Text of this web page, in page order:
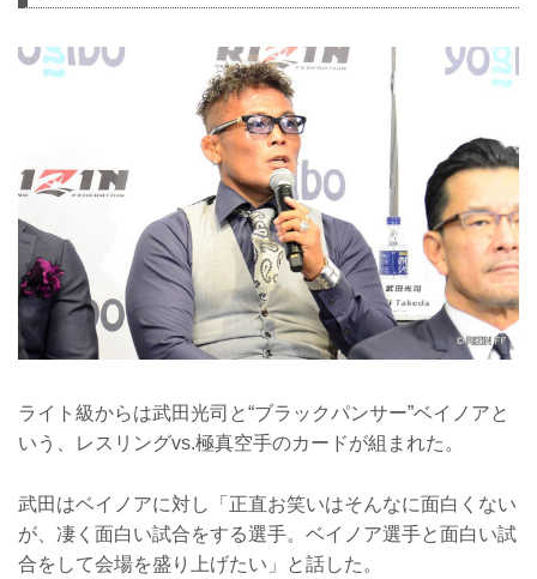
ライト級からは武田光司と“ブラックパンサー”ベイノアと
いう、レスリングvs.極真空手のカードが組まれた。
武田はベイノアに対し「正直お笑いはそんなに面白くない
が、凄く面白い試合をする選手。ベイノア選手と面白い試
合をして会場を盛り上げたい」と話した。